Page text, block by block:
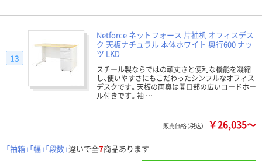
Netforce ネットフォース 片袖机 オフィスデス
ク 天板ナチュラル 本体ホワイト 奥行600 ナッ
ツ LKD
スチール製ならではの頑丈さと便利な機能を凝縮
し、使いやすさにもこだわったシンプルなオフィス
デスクです。天板の両奥は開口部の広いコードホー
ル付きです。袖 …
13
販売価格（税込） ￥26,035～
「袖箱」「幅」「段数」違いで全7商品あります